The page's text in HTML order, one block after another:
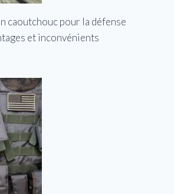
caoutchouc pour la défense
et inconvénients